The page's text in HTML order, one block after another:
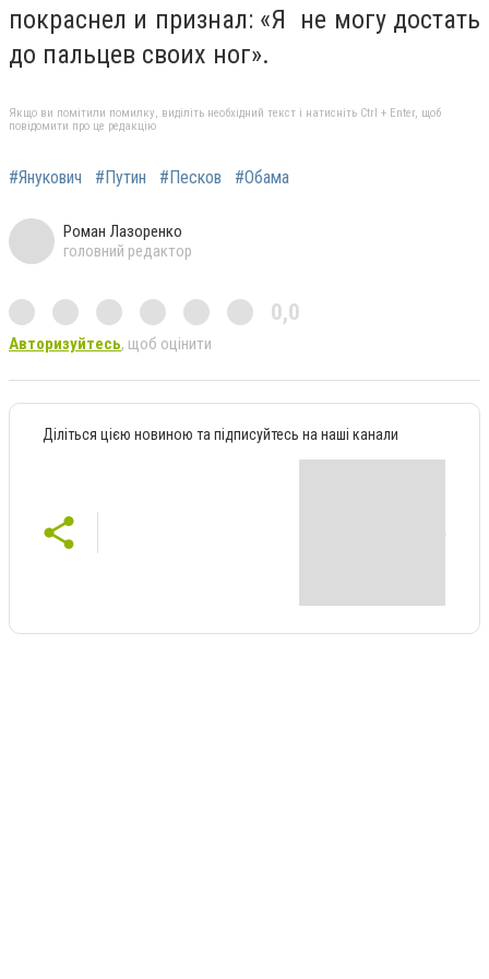
покраснел и признал: «Я не могу достать
до пальцев своих ног».
Якщо ви помітили помилку, виділіть необхідний текст і натисніть Ctrl + Enter, щоб
повідомити про це редакцію
#Янукович #Путин #Песков #Обама
Роман Лазоренко
головний редактор
0,0
Авторизуйтесь, щоб оцінити
Діліться цією новиною та підписуйтесь на наші канали